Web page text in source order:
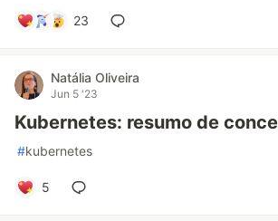
23
Natália Oliveira
Jun 5 '23
Kubernetes: resumo de
#kubernetes
5